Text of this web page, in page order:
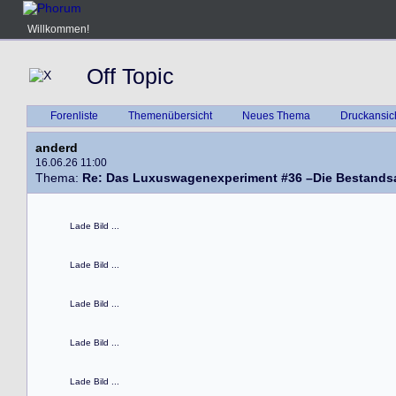
Willkommen!
Off Topic
Forenliste Themenübersicht Neues Thema
anderd
16.06.26 11:00
Thema: Re: Das Luxuswagenexperiment #36 –Die
Lade Bild ...
Lade Bild ...
Lade Bild ...
Lade Bild ...
Lade Bild ...